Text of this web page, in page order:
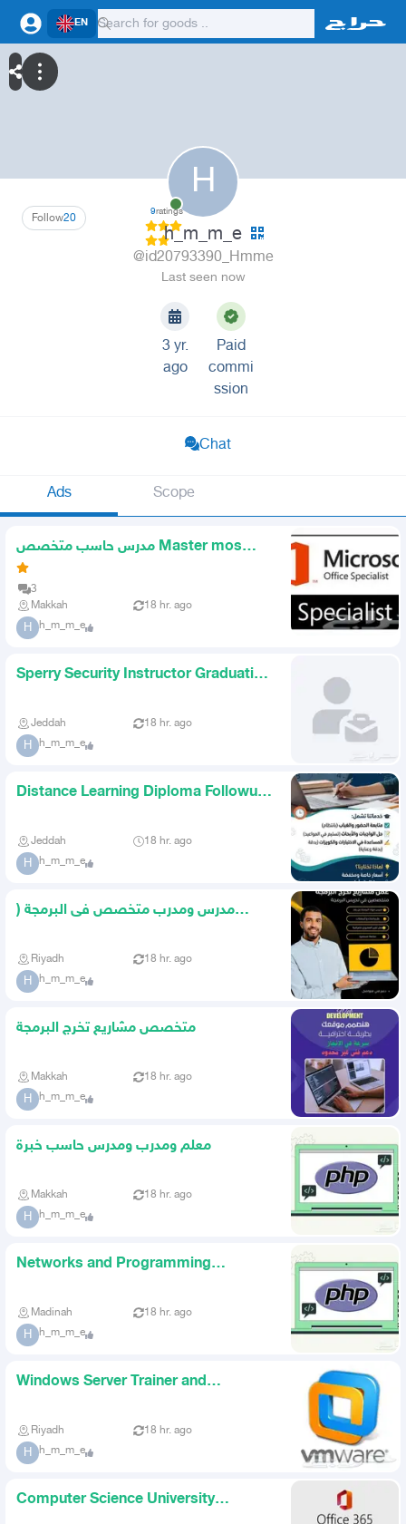
EN
H
20
Follow 9ratings
h_m_m_e
@id20793390_Hmme
Last seen now
3 yr.
ago
Paid
commi
ssion
Chat
Ads Scope
مدرس حاسب متخصص Master mos
أخصائى ميكروسوفت
3
Makkah
18 hr. ago
H h_m_m_e
Sperry Security Instructor Graduation
Jeddah 18 hr. ago
H h_m_m_e
Distance Learning Diploma Followup
Jeddah 18 hr. ago
H h_m_m_e
مدرس ومدرب متخصص فى البرمجة (
Riyadh 18 hr. ago
H h_m_m_e
متخصص مشاريع تخرج البرمجة
Makkah 18 hr. ago
H h_m_m_e
معلم ومدرب ومدرس حاسب خبرة
Makkah 18 hr. ago
H h_m_m_e
Networks and Programming
Madinah 18 hr. ago
H h_m_m_e
Windows Server Trainer and
Riyadh 18 hr. ago
H h_m_m_e
Computer Science University